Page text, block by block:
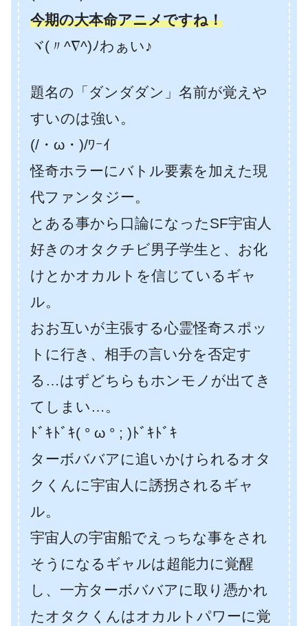
今期の大本命アニメですね！
ヾ(〃^∇^)ﾉわぁい♪
題名の「ダンダダン」名前が覚えや
すいのは強い。
(/・ω・)/ﾜｰｲ
怪奇ホラーにバトル要素を加えた現
代ファンタジー。
とある事から口論になったSF宇宙人
好きのオタクチビ男子学生と、お化
けとかオカルトを信じているギャ
ル。
おお互いが主張する心霊怪奇スポッ
トに行き、相手の言い分を否定す
る…はずどちらもホンモノが出てき
てしまい…。
ﾄﾞｷﾄﾞｷ( ° ω ° ; )ﾄﾞｷﾄﾞｷ
ターボババアに追いかけられるオタ
クくんに宇宙人に誘拐されるギャ
ル。
宇宙人の宇宙船でえっちな事をされ
そうになるギャルは超能力に覚醒
し、一方ターボババアに取り憑かれ
たオタクくんはオカルトパワーに覚